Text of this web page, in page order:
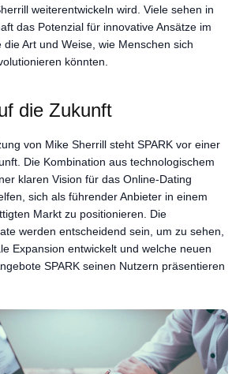
weiterentwickeln wird. Viele sehen in
das Potenzial für innovative Ansätze im
die Art und Weise, wie Menschen sich
könnten.
die Zukunft
von Mike Sherrill steht SPARK vor einer
Die Kombination aus technologischem
klaren Vision für das Online-Dating
sich als führender Anbieter in einem
Markt zu positionieren. Die
werden entscheidend sein, um zu sehen,
Expansion entwickelt und welche neuen
SPARK seinen Nutzern präsentieren